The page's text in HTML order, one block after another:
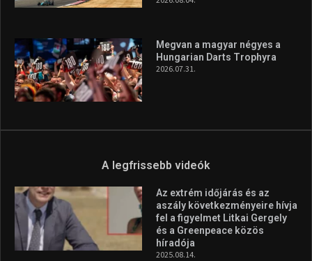
Megvan a magyar négyes a
Hungarian Darts Trophyra
2026.07.31.
A legfrissebb videók
Az extrém időjárás és az
aszály következményeire hívja
fel a figyelmet Litkai Gergely
és a Greenpeace közös
híradója
2025.08.14.